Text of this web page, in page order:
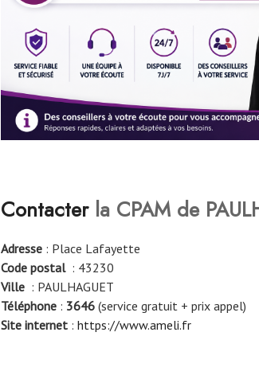
Contacterla CPAM de
Adresse : Place Lafayette
Code postal: 43230
Ville : PAULHAGUET
Téléphone : 3646 (service gratuit + prix appel)
Site internet : https://www.ameli.fr